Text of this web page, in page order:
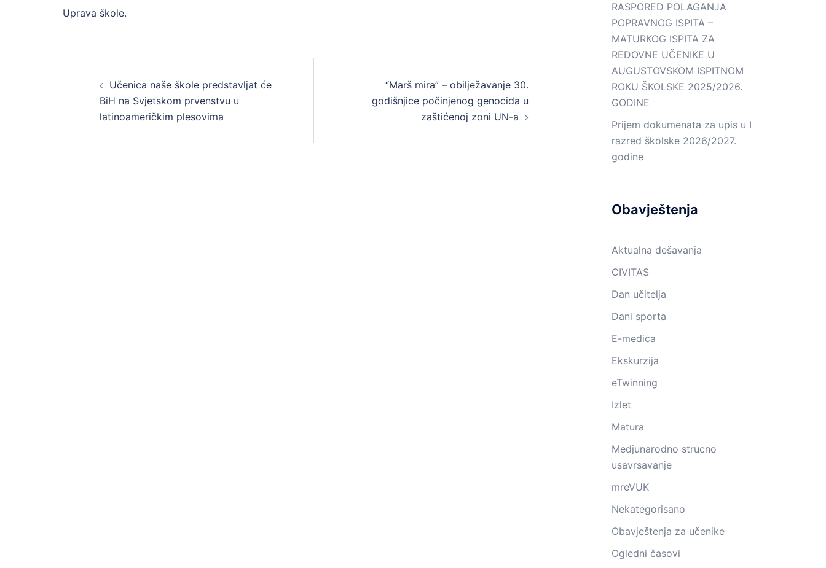
Uprava škole.
navigation
Učenica naše škole predstavljat će
BiH na Svjetskom prvenstvu u
latinoameričkim plesovima
“Marš mira” – obilježavanje 30.
godišnjice počinjenog genocida u
zaštićenoj zoni UN-a
RASPORED POLAGANJA
POPRAVNOG ISPITA –
MATURKOG ISPITA ZA
REDOVNE UČENIKE U
AUGUSTOVSKOM ISPITNOM
ROKU ŠKOLSKE 2025/2026.
GODINE
Prijem dokumenata za upis u I
razred školske 2026/2027.
godine
Obavještenja
Aktualna dešavanja
CIVITAS
Dan učitelja
Dani sporta
E-medica
Ekskurzija
eTwinning
Izlet
Matura
Medjunarodno strucno
usavrsavanje
mreVUK
Nekategorisano
Obavještenja za učenike
Ogledni časovi